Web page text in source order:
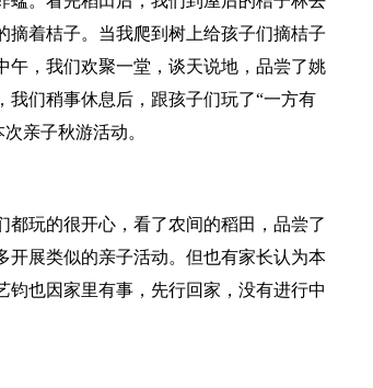
着桔子。当我爬到树上给孩子们摘桔子
午，我们欢聚一堂，谈天说地，品尝了姚
们稍事休息后，跟孩子们玩了“一方有
亲子秋游活动。
玩的很开心，看了农间的稻田，品尝了
开展类似的亲子活动。但也有家长认为本
也因家里有事，先行回家，没有进行中